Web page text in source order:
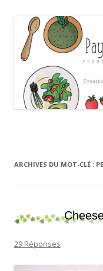
Payette
ARCHIVES DU MOT-CLÉ :
29 Réponses